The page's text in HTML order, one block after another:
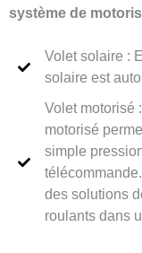
système de
Volet solaire :
solaire est
Volet motorisé
motorisé
simple
des solutions
roulants dans